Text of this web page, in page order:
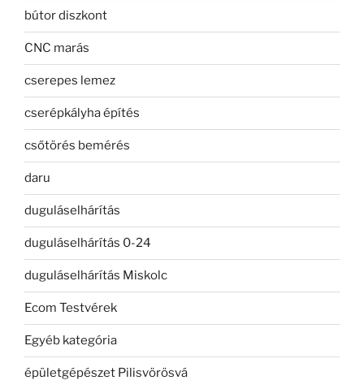
bútor diszkont
CNC marás
cserepes lemez
cserépkályha építés
csőtörés bemérés
daru
duguláselhárítás
duguláselhárítás 0-24
duguláselhárítás Miskolc
Ecom Testvérek
Egyéb kategória
épületgépészet Pilisvörösvá